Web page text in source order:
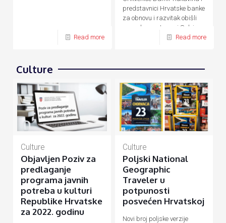
Read more
predstavnici Hrvatske banke
za obnovu i razvitak obišli
su nedavno otvoreni Salvia
Senior Residence, […]
Read more
Culture
Culture
Objavljen Poziv za
predlaganje
programa javnih
potreba u kulturi
Republike Hrvatske
za 2022. godinu
Culture
Poljski National
Geographic
Traveler u
potpunosti
posvećen Hrvatskoj
Novi broj poljske verzije